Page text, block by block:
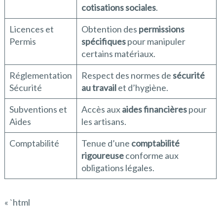
cotisations sociales.
Licences et
Permis
Obtention des permissions
spécifiquespour manipuler
certains matériaux.
Réglementation
Sécurité
Respect des normes desécurité
au travailet d’hygiène.
Subventions et
Aides
Accès auxaides financièrespour
les artisans.
Comptabilité
Tenue d’une comptabilité
rigoureuseconforme aux
obligations légales.
« `html